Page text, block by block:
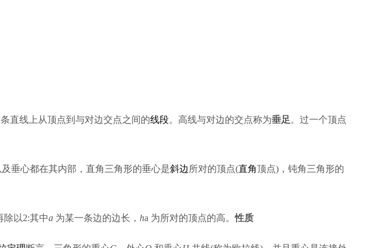
直线上从顶点到与对边交点之间的线段。高线与对边的交点称为垂足 。过一个顶点
垂心都在其内部，直角三角形的垂心是斜边 所对的顶点(直角顶点)，钝角三角形的
除以2:其中a 为某一条边的边长， ha 为所对的顶点的高。性质